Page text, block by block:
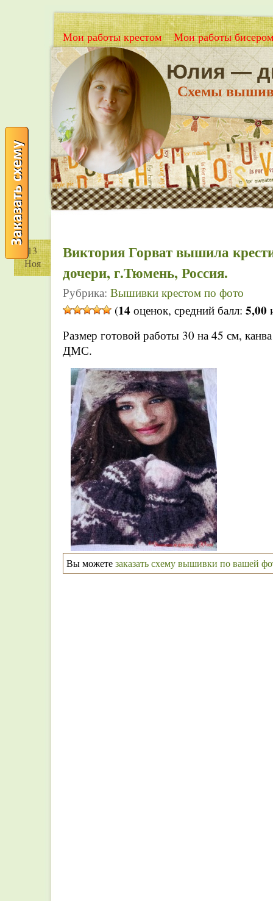
Мои работы крестом Мои работы бисером
Юлия —
Схемы
13
Ноя
Виктория Горват вышила
дочери, г.Тюмень, Россия.
Рубрика: Вышивки крестом по фото
(14 оценок, средний балл: 5,00
Размер готовой работы 30 на 45 см,
ДМС.
Вы можетезаказать схему вышивки по вашей